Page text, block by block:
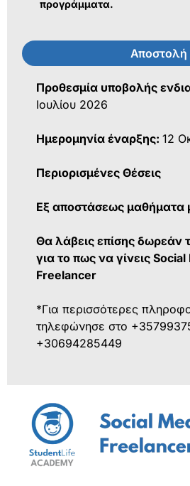
προγράμματα.
Αποστολή
Προθεσμία υποβολής
Ιουλίου 2026
Ημερομηνία έναρξης: 12
Περιορισμένες Θέσεις
Εξ αποστάσεως μαθήματα
Θα λάβεις επίσης δωρεάν
για το πως να γίνεις
Freelancer
*Για περισσότερες
τηλεφώνησε στο
+30694285449